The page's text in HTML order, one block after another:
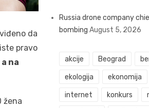
da
pravo
na
žena
Russia drone company
bombing August 5, 2026
akcije Beograd
ekologija ekonomija
internet konkurs